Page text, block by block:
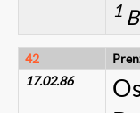
1
42
17.02.86